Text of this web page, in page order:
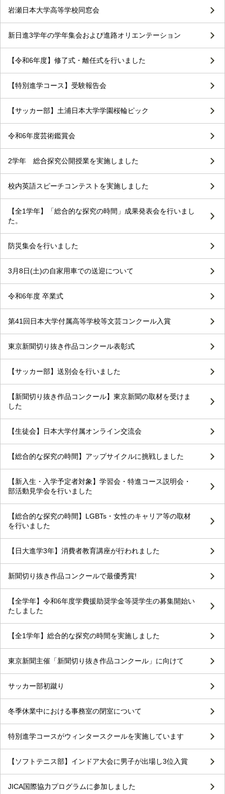
岩瀬日本大学高等学校同窓会
新日進3学年の学年集会および進路オリエンテーション
【令和6年度】修了式・離任式を行いました
【特別進学コース】受験報告会
【サッカー部】土浦日本大学学園桜輪ピック
令和6年度芸術鑑賞会
2学年 総合探究公開授業を実施しました
校内英語スピーチコンテストを実施しました
【全1学年】「総合的な探究の時間」成果発表会を行いまし
た。
防災集会を行いました
3月8日(土)の自家用車での送迎について
令和6年度 卒業式
第41回日本大学付属高等学校等文芸コンクール入賞
東京新聞切り抜き作品コンクール表彰式
【サッカー部】送別会を行いました
【新聞切り抜き作品コンクール】東京新聞の取材を受けま
した
【生徒会】日本大学付属オンライン交流会
【総合的な探究の時間】アップサイクルに挑戦しました
【新入生・入学予定者対象】学習会・特進コース説明会・
部活動見学会を行いました
【総合的な探究の時間】LGBTs・女性のキャリア等の取材
を行いました
【日大進学3年】消費者教育講座が行われました
新聞切り抜き作品コンクールで最優秀賞!
【全学年】令和6年度学費援助奨学金等奨学生の募集開始い
たしました
【全1学年】総合的な探究の時間を実施しました
東京新聞主催「新聞切り抜き作品コンクール」に向けて
サッカー部初蹴り
冬季休業中における事務室の閉室について
特別進学コースがウィンタースクールを実施しています
【ソフトテニス部】インドア大会に男子が出場し3位入賞
JICA国際協力プログラムに参加しました